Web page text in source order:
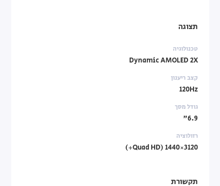
תצוגה
טכנולוגיה
Dynamic AMOLED 2X
קצב ריענון
120Hz
גודל מסך
6.9"
רזולוציה
3120×1440 (Quad HD+)
תקשורת